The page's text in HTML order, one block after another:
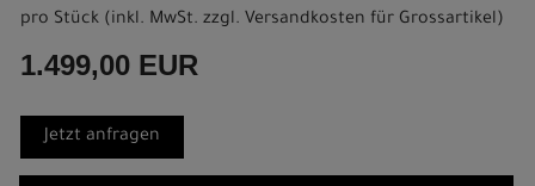
pro Stück (inkl. MwSt. zzgl. Versandkosten für Grossartikel)
1.499,00 EUR
Jetzt anfragen